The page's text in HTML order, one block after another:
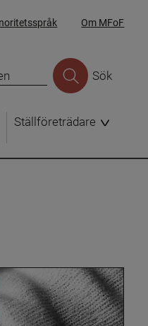
Om MFoF
Sök
Ställföreträdare